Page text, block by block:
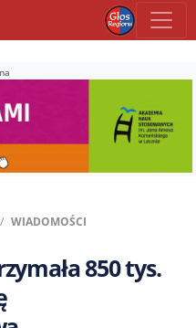
WIADOMOŚCI
850 tys.